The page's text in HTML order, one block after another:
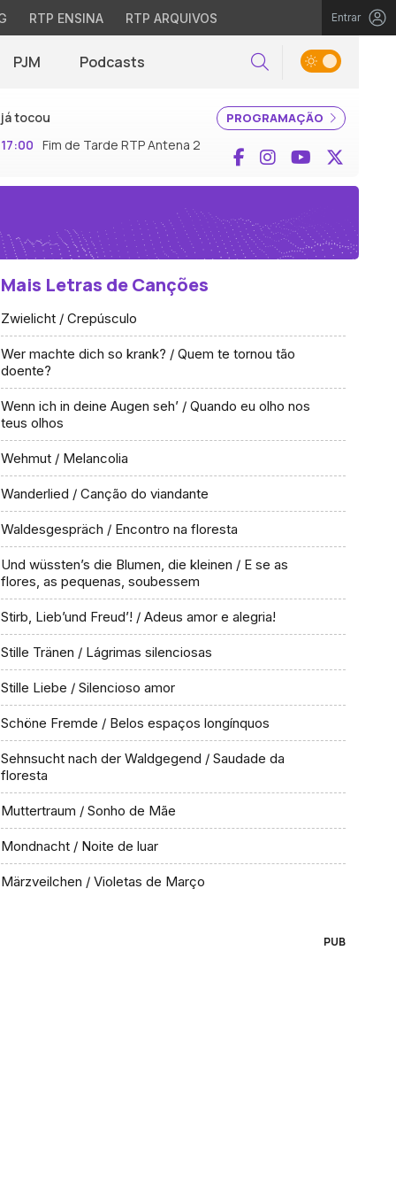
RTP ENSINA RTP ARQUIVOS Entrar
PJM Podcasts Pesquisar
PROGRAMAÇÃO
já tocou
17:00 Fim de Tarde RTP Antena 2 Facebook
InstagramYouTube
Mais Letras de Canções
Zwielicht / Crepúsculo
Wer machte dich so krank? / Quem te tornou tão
doente?
Wenn ich in deine Augen seh’ / Quando eu olho nos
teus olhos
Wehmut / Melancolia
Wanderlied / Canção do viandante
Waldesgespräch / Encontro na floresta
Und wüssten’s die Blumen, die kleinen / E se as
flores, as pequenas, soubessem
Stirb, Lieb’und Freud’! / Adeus amor e alegria!
Stille Tränen / Lágrimas silenciosas
Stille Liebe / Silencioso amor
Schöne Fremde / Belos espaços longínquos
Sehnsucht nach der Waldgegend / Saudade da
floresta
Muttertraum / Sonho de Mãe
Mondnacht / Noite de luar
Märzveilchen / Violetas de Março
PUB